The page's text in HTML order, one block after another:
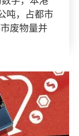
吨，占都市
废物量并